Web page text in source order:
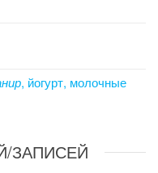
, йогурт, молочные
ЗАПИСЕЙ